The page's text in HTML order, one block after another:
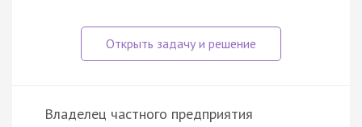
Владелец частного предприятия